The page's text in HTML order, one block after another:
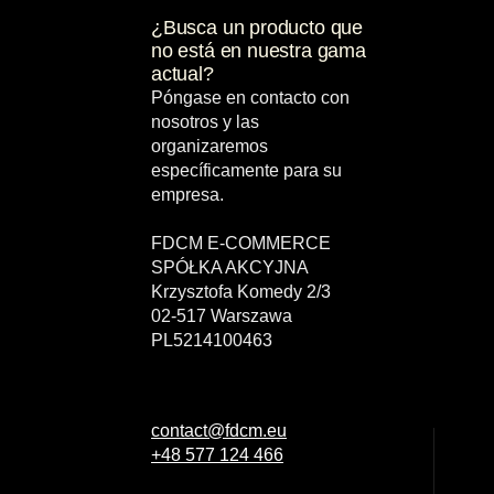
¿Busca un producto que
no está en nuestra gama
actual?
Póngase en contacto con
nosotros y las
organizaremos
específicamente para su
empresa.
FDCM E-COMMERCE
SPÓŁKA AKCYJNA
Krzysztofa Komedy 2/3
02-517 Warszawa
PL5214100463
contact@fdcm.eu
+48 577 124 466